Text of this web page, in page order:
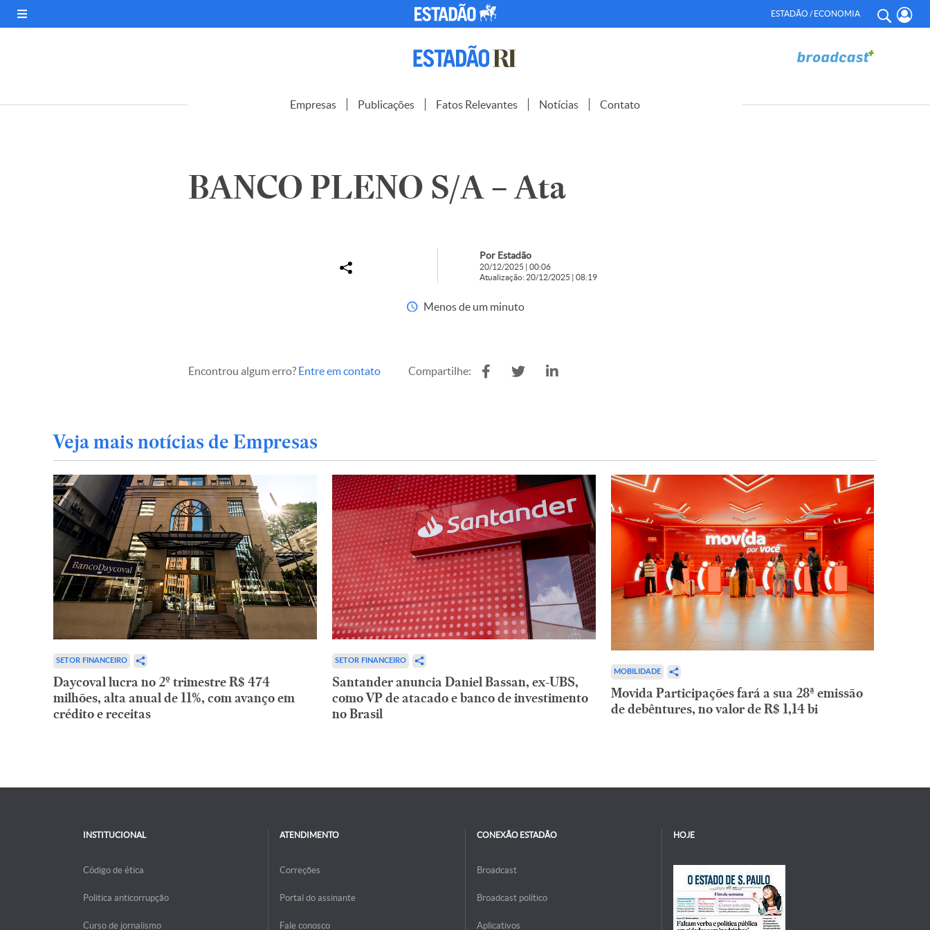
ESTADÃO / ECONOMIA
Empresas Publicações Fatos Relevantes Notícias Contato
BANCO PLENO S/A – Ata
Por Estadão
20/12/2025 | 00:06
Atualização: 20/12/2025 | 08:19
Menos de um minuto
Encontrou algum erro? Entre em contato Compartilhe:
Veja mais notícias de Empresas
SETOR FINANCEIRO
Daycoval lucra no 2º trimestre R$ 474
milhões, alta anual de 11%, com avanço em
crédito e receitas
SETOR FINANCEIRO
Santander anuncia Daniel Bassan, ex-UBS,
como VP de atacado e banco de investimento
no Brasil
MOBILIDADE
Movida Participações fará a sua 28ª emissão
de debêntures, no valor de R$ 1,14 bi
INSTITUCIONAL
Código de ética
Politica anticorrupção
Curso de jornalismo
ATENDIMENTO
Correções
Portal do assinante
Fale conosco
CONEXÃO ESTADÃO
Broadcast
Broadcast político
Aplicativos
HOJE